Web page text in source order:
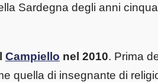
Sardegna degli anni
Campiello nel 2010. Prima
quella di insegnante di